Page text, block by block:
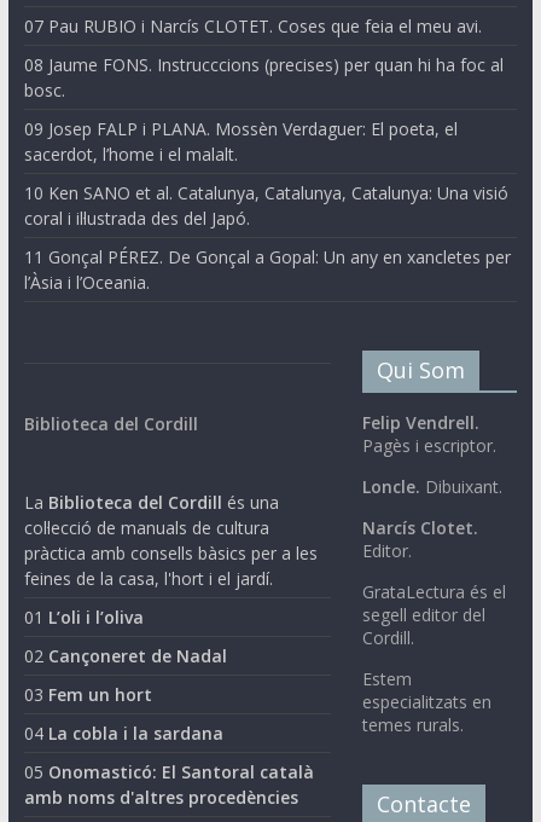
07 Pau RUBIO i Narcís CLOTET. Coses que feia el meu avi.
08 Jaume FONS. Instrucccions (precises) per quan hi ha foc al
bosc.
09 Josep FALP i PLANA. Mossèn Verdaguer: El poeta, el
sacerdot, l’home i el malalt.
10 Ken SANO et al. Catalunya, Catalunya, Catalunya: Una visió
coral i il·lustrada des del Japó.
11 Gonçal PÉREZ. De Gonçal a Gopal: Un any en xancletes per
l’Àsia i l’Oceania.
Biblioteca del Cordill
La Biblioteca del Cordill és una
col·lecció de manuals de cultura
pràctica amb consells bàsics per a les
feines de la casa, l'hort i el jardí.
01 L’oli i l’oliva
02 Cançoneret de Nadal
03 Fem un hort
04 La cobla i la sardana
05 Onomasticó: El Santoral català
amb noms d'altres procedències
Qui Som
Felip Vendrell.
Pagès i escriptor.
Loncle. Dibuixant.
Narcís Clotet.
Editor.
GrataLectura és el
segell editor del
Cordill.
Estem
especialitzats en
temes rurals.
Contacte